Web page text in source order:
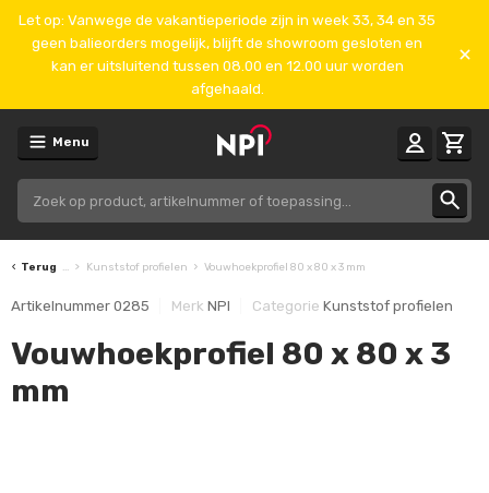
Let op: Vanwege de vakantieperiode zijn in week 33, 34 en 35
geen balieorders mogelijk, blijft de showroom gesloten en
kan er uitsluitend tussen 08.00 en 12.00 uur worden
afgehaald.
Menu
Terug Kunststof profielen Vouwhoekprofiel 80 x 80 x 3 mm
Artikelnummer 0285 Merk NPI Categorie Kunststof profielen
Vouwhoekprofiel 80 x 80 x 3
mm